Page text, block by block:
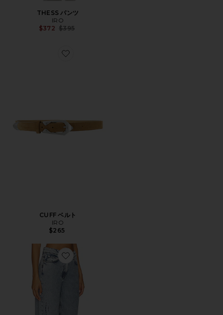
THESS パンツ
IRO
$372 Previous price:
$395
Favorite CUFF ベルト
CUFF ベルト
IRO
$265
Favorite RYLEY ワイドレッグ